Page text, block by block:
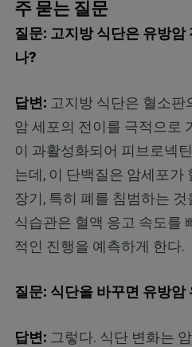
주 묻는 질문
질문: 고지방 식단은 유방암
나?
답변: 고지방 식단은 혈소판
암 세포의 전이를 극적으로
이 과활성화되어 피브로넥
는데, 이 단백질은 암세포가
장기, 특히 폐를 침범하는
식습관은 혈액 응고 속도를
적인 진행을 예측하게 한다.
질문: 식단을 바꾸면 유방암
답변: 그렇다. 식단 변화는